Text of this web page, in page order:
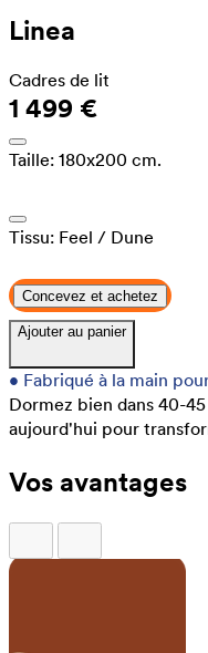
Linea
Cadres de lit
1 499 €
Taille: 180x200 cm.
Tissu: Feel / Dune
Concevez et achetez
Ajouter au panier
• Fabriqué à la main
Dormez bien dans 40-
aujourd'hui pour
Vos avantages